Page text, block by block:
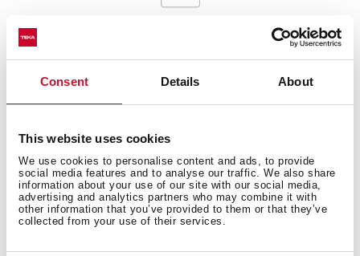
Consent Details About
This website uses cookies
We use cookies to personalise content and ads, to provide
social media features and to analyse our traffic. We also share
information about your use of our site with our social media,
advertising and analytics partners who may combine it with
other information that you’ve provided to them or that they’ve
collected from your use of their services.
Medidas interiores
Medidas gerais